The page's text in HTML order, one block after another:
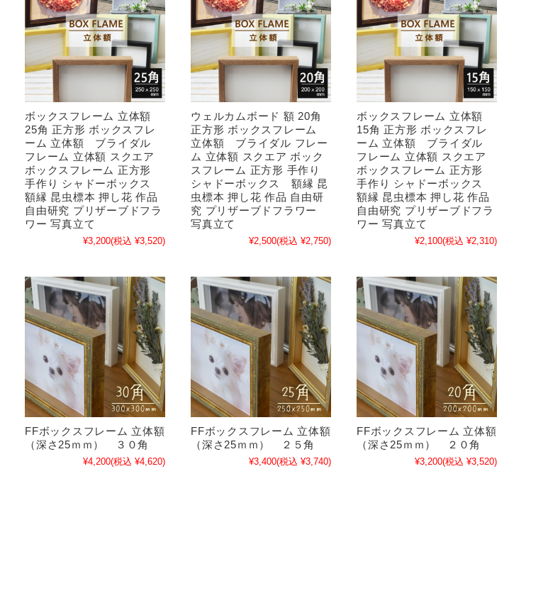
ボックスフレーム 立体額
25角 正方形 ボックスフレ
ーム 立体額 ブライダル
フレーム 立体額 スクエア
ボックスフレーム 正方形
手作り シャドーボックス
額縁 昆虫標本 押し花 作品
自由研究 プリザーブドフラ
ワー 写真立て
¥3,200(税込 ¥3,520)
ウェルカムボード 額 20角
正方形 ボックスフレーム
立体額 ブライダル フレー
ム 立体額 スクエア ボック
スフレーム 正方形 手作り
シャドーボックス 額縁 昆
虫標本 押し花 作品 自由研
究 プリザーブドフラワー
写真立て
¥2,500(税込 ¥2,750)
ボックスフレーム 立体額
15角 正方形 ボックスフレ
ーム 立体額 ブライダル
フレーム 立体額 スクエア
ボックスフレーム 正方形
手作り シャドーボックス
額縁 昆虫標本 押し花 作品
自由研究 プリザーブドフラ
ワー 写真立て
¥2,100(税込 ¥2,310)
FFボックスフレーム 立体額
（深さ25ｍｍ） ３０角
¥4,200(税込 ¥4,620)
FFボックスフレーム 立体額
（深さ25ｍｍ） ２５角
¥3,400(税込 ¥3,740)
FFボックスフレーム 立体額
（深さ25ｍｍ） ２０角
¥3,200(税込 ¥3,520)